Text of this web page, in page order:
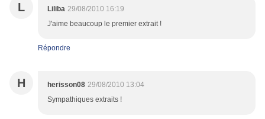
L Liliba 29/08/2010 16:19
J'aime beaucoup le premier extrait !
Répondre
H herisson08 29/08/2010 13:04
Sympathiques extraits !